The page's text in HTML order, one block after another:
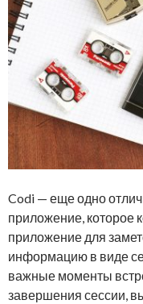
Codi — еще одно
приложение, которое
приложение для
информацию в виде
важные моменты
завершения сессии,